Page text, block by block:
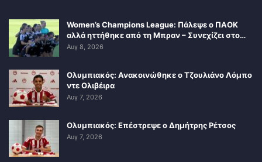
Women’s Champions League: Πάλεψε ο ΠΑΟΚ
αλλά ηττήθηκε από τη Μπραν – Συνεχίζει στο…
Αυγ 8, 2026
Ολυμπιακός: Ανακοινώθηκε ο Τζουλιάνο Λόμπο
ντε Ολιβέιρα
Αυγ 7, 2026
Ολυμπιακός: Επέστρεψε ο Δημήτρης Ρέτσος
Αυγ 7, 2026